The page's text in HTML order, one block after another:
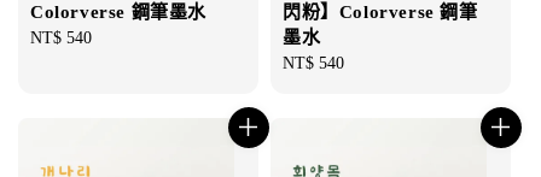
Colorverse 鋼筆墨水
Regular
NT$ 540
閃粉】Colorverse 鋼筆
墨水
Regular
NT$ 540